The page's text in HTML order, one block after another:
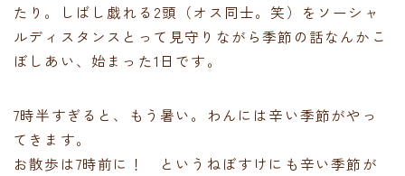
たり。しばし戯れる2頭（オス同士。笑）をソーシャ
ルディスタンスとって見守りながら季節の話なんかこ
ぼしあい、始まった1日です。
7時半すぎると、もう暑い。わんには辛い季節がやっ
てきます。
お散歩は7時前に！ というねぼすけにも辛い季節が